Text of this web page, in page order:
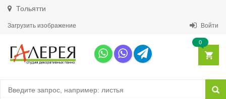
Тольятти
Загрузить изображение Войти
0